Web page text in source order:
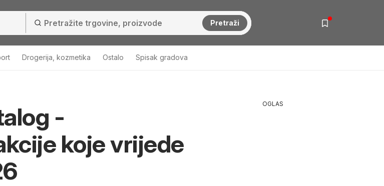
Pretraži
Drogerija, kozmetika Ostalo Spisak gradova
-
koje vrijede
OGLAS